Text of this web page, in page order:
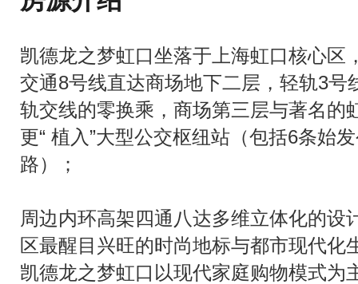
凯德龙之梦虹口坐落于上海虹口核心区
交通8号线直达商场地下二层，轻轨3号
轨交线的零换乘，商场第三层与著名的
更“ 植入”大型公交枢纽站（包括6条始
路）；
周边内环高架四通八达多维立体化的设
区最醒目兴旺的时尚地标与都市现代化
凯德龙之梦虹口以现代家庭购物模式为